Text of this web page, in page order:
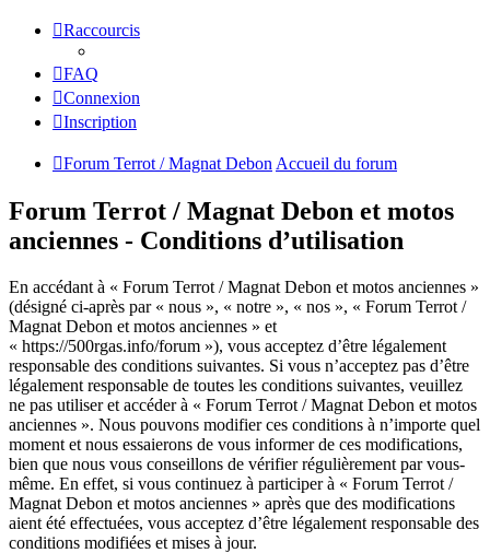
Raccourcis
FAQ
Connexion
Inscription
Forum Terrot / Magnat Debon Accueil du forum
Forum Terrot / Magnat Debon et motos
anciennes - Conditions d’utilisation
En accédant à « Forum Terrot / Magnat Debon et motos anciennes »
(désigné ci-après par « nous », « notre », « nos », « Forum Terrot /
Magnat Debon et motos anciennes » et
« https://500rgas.info/forum »), vous acceptez d’être légalement
responsable des conditions suivantes. Si vous n’acceptez pas d’être
légalement responsable de toutes les conditions suivantes, veuillez
ne pas utiliser et accéder à « Forum Terrot / Magnat Debon et motos
anciennes ». Nous pouvons modifier ces conditions à n’importe quel
moment et nous essaierons de vous informer de ces modifications,
bien que nous vous conseillons de vérifier régulièrement par vous-
même. En effet, si vous continuez à participer à « Forum Terrot /
Magnat Debon et motos anciennes » après que des modifications
aient été effectuées, vous acceptez d’être légalement responsable des
conditions modifiées et mises à jour.